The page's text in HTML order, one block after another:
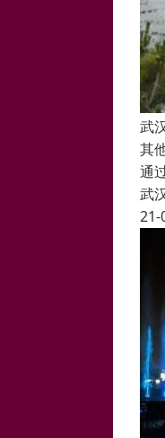
武
其
通
武
21-